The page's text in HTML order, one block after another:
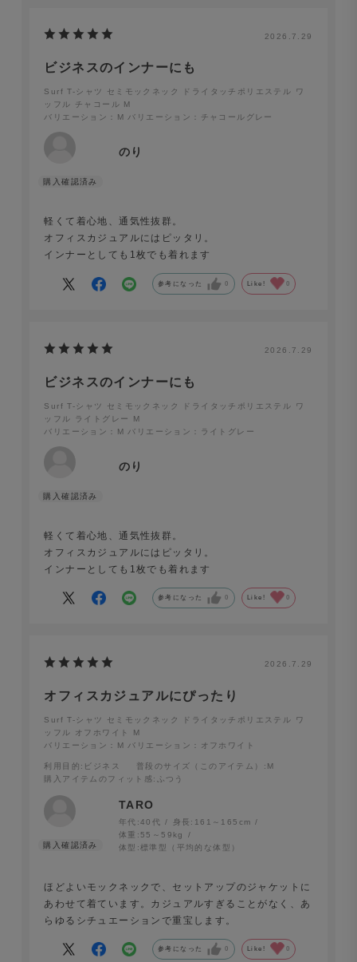
エステル ワッフル チャコール
2026.7.29
ビジネスのインナーにも
Surf T-シャツ セミモックネック ドライタッチポリエステル ワ
ッフル チャコール M
バリエーション：M バリエーション：チャコールグレー
のり
軽くて着心地、通気性抜群。
オフィスカジュアルにはピッタリ。
インナーとしても1枚でも着れます
参考になった 0 Like! 0
2026.7.29
ビジネスのインナーにも
Surf T-シャツ セミモックネック ドライタッチポリエステル ワ
ッフル ライトグレー M
バリエーション：M バリエーション：ライトグレー
のり
軽くて着心地、通気性抜群。
オフィスカジュアルにはピッタリ。
インナーとしても1枚でも着れます
参考になった 0 Like! 0
2026.7.29
オフィスカジュアルにぴったり
Surf T-シャツ セミモックネック ドライタッチポリエステル ワ
ッフル オフホワイト M
バリエーション：M バリエーション：オフホワイト
利用目的 :ビジネス 普段のサイズ（このアイテム）
:M
購入アイテムのフィット感:ふつう
TARO
年代:40代 身長: 161～165cm
体重: 55～59kg
体型:標準型（平均的な体型）
ほどよいモックネックで、セットアップのジャケットに
あわせて着ています。カジュアルすぎることがなく、あ
らゆるシチュエーションで重宝します。
参考になった 0 Like! 0